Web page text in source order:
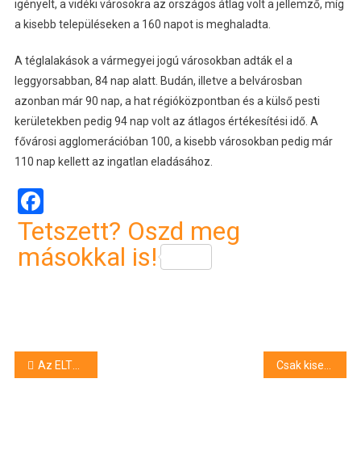
igényelt, a vidéki városokra az országos átlag volt a jellemző, míg
a kisebb településeken a 160 napot is meghaladta.
A téglalakások a vármegyei jogú városokban adták el a
leggyorsabban, 84 nap alatt. Budán, illetve a belvárosban
azonban már 90 nap, a hat régióközpontban és a külső pesti
kerületekben pedig 94 nap volt az átlagos értékesítési idő. A
fővárosi agglomerációban 100, a kisebb városokban pedig már
110 nap kellett az ingatlan eladásához.
Facebook
Tetszett? Oszd meg
másokkal is!
Bejegyzés
Az ELTE kutatói megállapították, hogy különleges vasfelvétel zajlik a káposztafej belsejében